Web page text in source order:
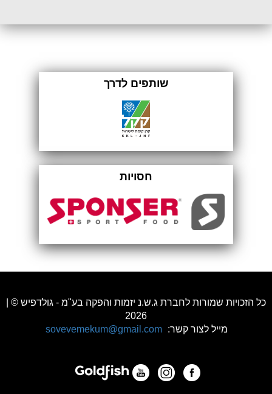
שותפים לדרך
חסויות
כל הזכויות שמורות לחברת ג.ש.נ יזמות והפקה בע"מ - גולדפיש © |
2026
מייל לצור קשר:
sovevemekum@gmail.com